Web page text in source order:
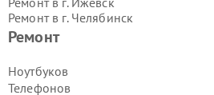
Ремонт
Ноутбуков
Телефонов
Ремонт в г. Челябинск
Ремонт в г.
Ремонт в г.
Ремонт в г.